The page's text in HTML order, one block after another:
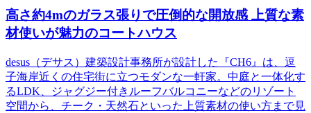
高さ約4mのガラス張りで圧倒的な開放感 上質な素
材使いが魅力のコートハウス
desus（デサス）建築設計事務所が設計した『CH6』は、逗
子海岸近くの住宅街に立つモダンな一軒家。中庭と一体化す
るLDK、ジャグジー付きルーフバルコニーなどのリゾート
空間から、チーク・天然石といった上質素材の使い方まで見